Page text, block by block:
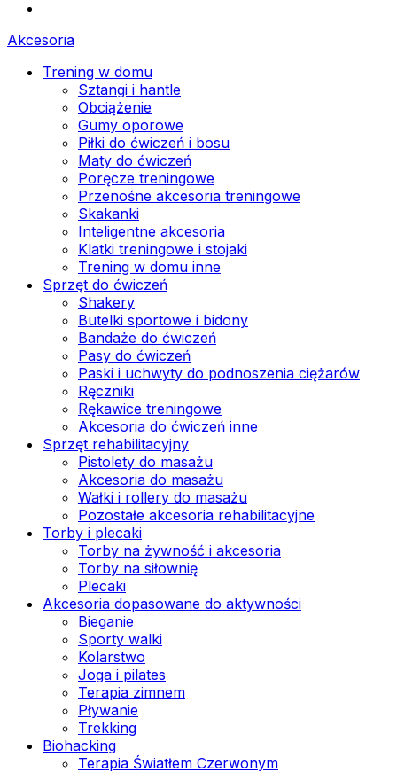
Akcesoria
Trening w domu
Sztangi i hantle
Obciążenie
Gumy oporowe
Piłki do ćwiczeń i bosu
Maty do ćwiczeń
Poręcze treningowe
Przenośne akcesoria treningowe
Skakanki
Inteligentne akcesoria
Klatki treningowe i stojaki
Trening w domu inne
Sprzęt do ćwiczeń
Shakery
Butelki sportowe i bidony
Bandaże do ćwiczeń
Pasy do ćwiczeń
Paski i uchwyty do podnoszenia ciężarów
Ręczniki
Rękawice treningowe
Akcesoria do ćwiczeń inne
Sprzęt rehabilitacyjny
Pistolety do masażu
Akcesoria do masażu
Wałki i rollery do masażu
Pozostałe akcesoria rehabilitacyjne
Torby i plecaki
Torby na żywność i akcesoria
Torby na siłownię
Plecaki
Akcesoria dopasowane do aktywności
Bieganie
Sporty walki
Kolarstwo
Joga i pilates
Terapia zimnem
Pływanie
Trekking
Biohacking
Terapia Światłem Czerwonym